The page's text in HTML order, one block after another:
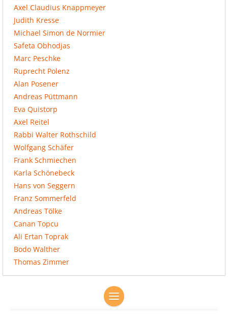
Axel Claudius Knappmeyer
Judith Kresse
Michael Simon de Normier
Safeta Obhodjas
Marc Peschke
Ruprecht Polenz
Alan Posener
Andreas Püttmann
Eva Quistorp
Axel Reitel
Rabbi Walter Rothschild
Wolfgang Schäfer
Frank Schmiechen
Karla Schönebeck
Hans von Seggern
Franz Sommerfeld
Andreas Tölke
Canan Topcu
Ali Ertan Toprak
Bodo Walther
Thomas Zimmer